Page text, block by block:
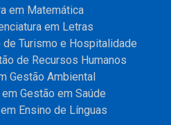
em Matemática
em Letras
Turismo e Hospitalidade
de Recursos Humanos
Gestão Ambiental
Gestão em Saúde
Ensino de Línguas